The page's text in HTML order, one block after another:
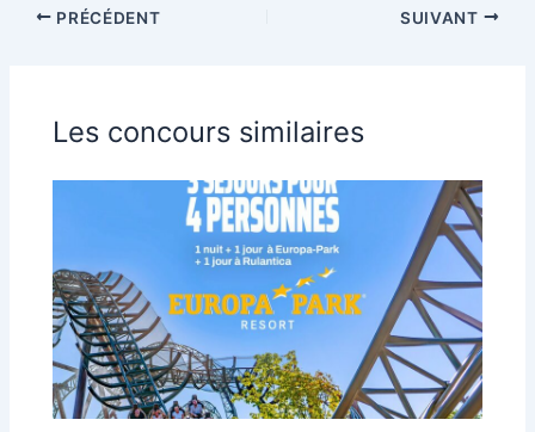
PRÉCÉDENT SUIVANT
Les concours similaires